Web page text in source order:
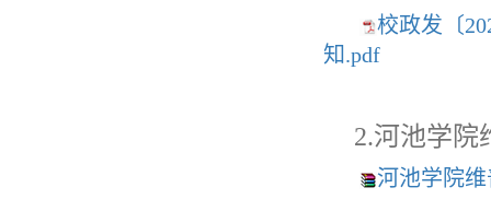
校政发〔
知.pdf
2.河池学院
河池学院